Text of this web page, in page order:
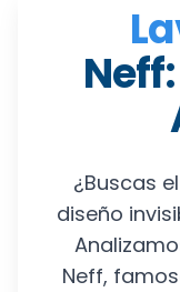
¿Buscas
diseño
Neff,